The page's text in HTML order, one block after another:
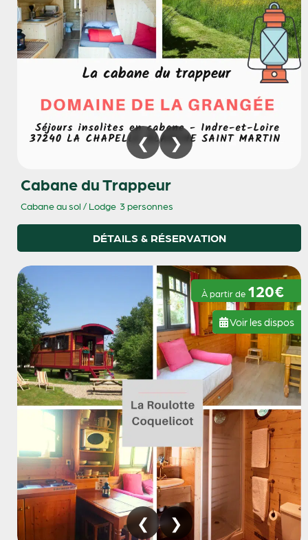
Cabane du Trappeur
Cabane au sol / Lodge 3 personnes
DÉTAILS & RÉSERVATION
À partir de 120€
Voir les dispos